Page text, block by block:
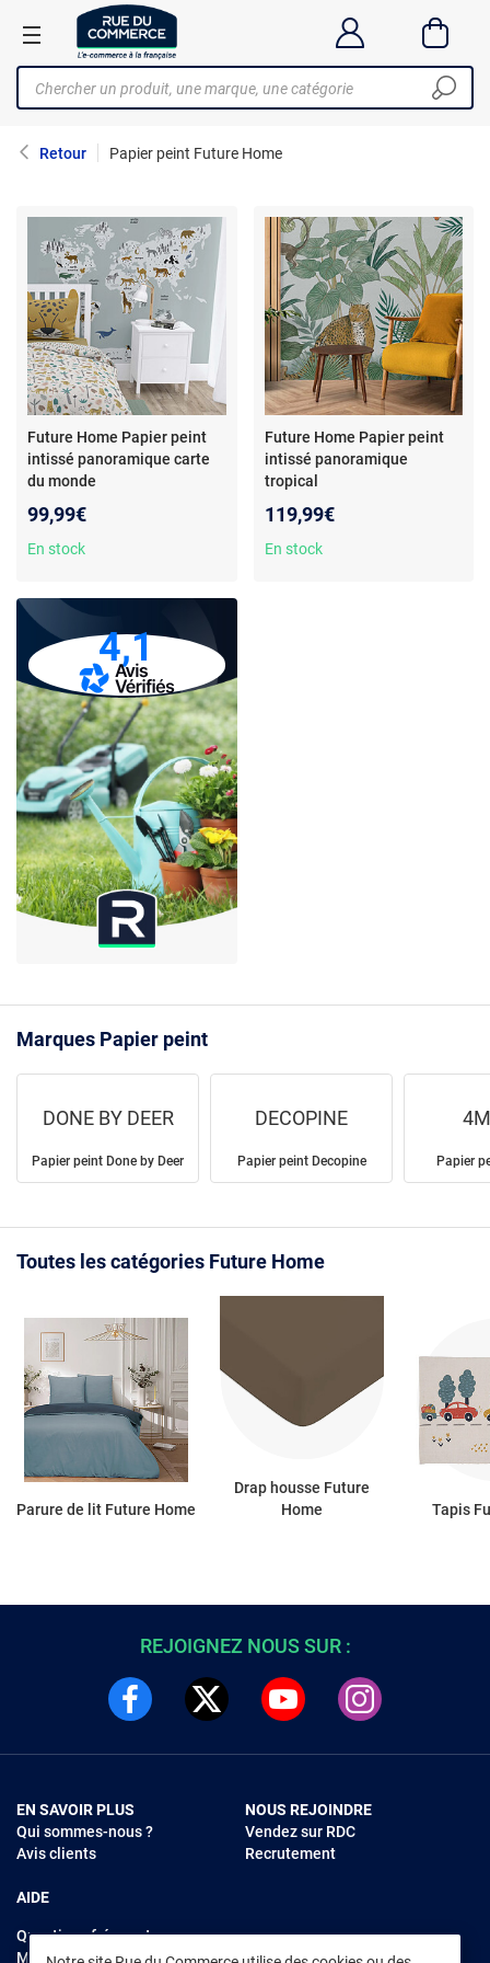
Retour Papier peint Future Home
Future Home Papier peint
intissé panoramique carte
du monde
99,99€
En stock
Future Home Papier peint
intissé panoramique
tropical
119,99€
En stock
4,1
Marques Papier peint
DONE BY DEER
Papier peint Done by Deer
DECOPINE
Papier peint Decopine Papier
Toutes les catégories Future Home
Parure de lit Future Home
Drap housse Future
Home
Tapis
REJOIGNEZ NOUS SUR :
EN SAVOIR PLUS
Qui sommes-nous ?
Avis clients
AIDE
Questions fréquentes
Modes de règlements
NOUS REJOINDRE
Vendez sur RDC
Recrutement